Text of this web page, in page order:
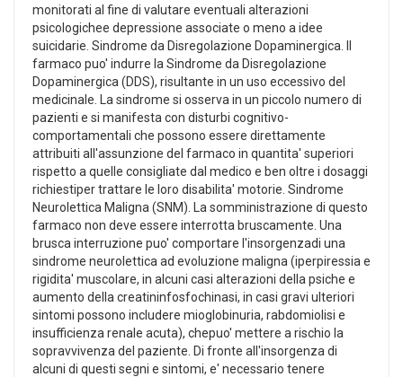
monitorati al fine di valutare eventuali alterazioni
psicologichee depressione associate o meno a idee
suicidarie. Sindrome da Disregolazione Dopaminergica. Il
farmaco puo' indurre la Sindrome da Disregolazione
Dopaminergica (DDS), risultante in un uso eccessivo del
medicinale. La sindrome si osserva in un piccolo numero di
pazienti e si manifesta con disturbi cognitivo-
comportamentali che possono essere direttamente
attribuiti all'assunzione del farmaco in quantita' superiori
rispetto a quelle consigliate dal medico e ben oltre i dosaggi
richiestiper trattare le loro disabilita' motorie. Sindrome
Neurolettica Maligna (SNM). La somministrazione di questo
farmaco non deve essere interrotta bruscamente. Una
brusca interruzione puo' comportare l'insorgenzadi una
sindrome neurolettica ad evoluzione maligna (iperpiressia e
rigidita' muscolare, in alcuni casi alterazioni della psiche e
aumento della creatininfosfochinasi, in casi gravi ulteriori
sintomi possono includere mioglobinuria, rabdomiolisi e
insufficienza renale acuta), chepuo' mettere a rischio la
sopravvivenza del paziente. Di fronte all'insorgenza di
alcuni di questi segni e sintomi, e' necessario tenere